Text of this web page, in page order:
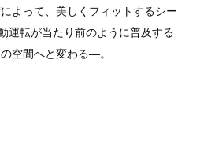
よって、美しくフィットするシー
運転が当たり前のように普及する
空間へと変わる―。